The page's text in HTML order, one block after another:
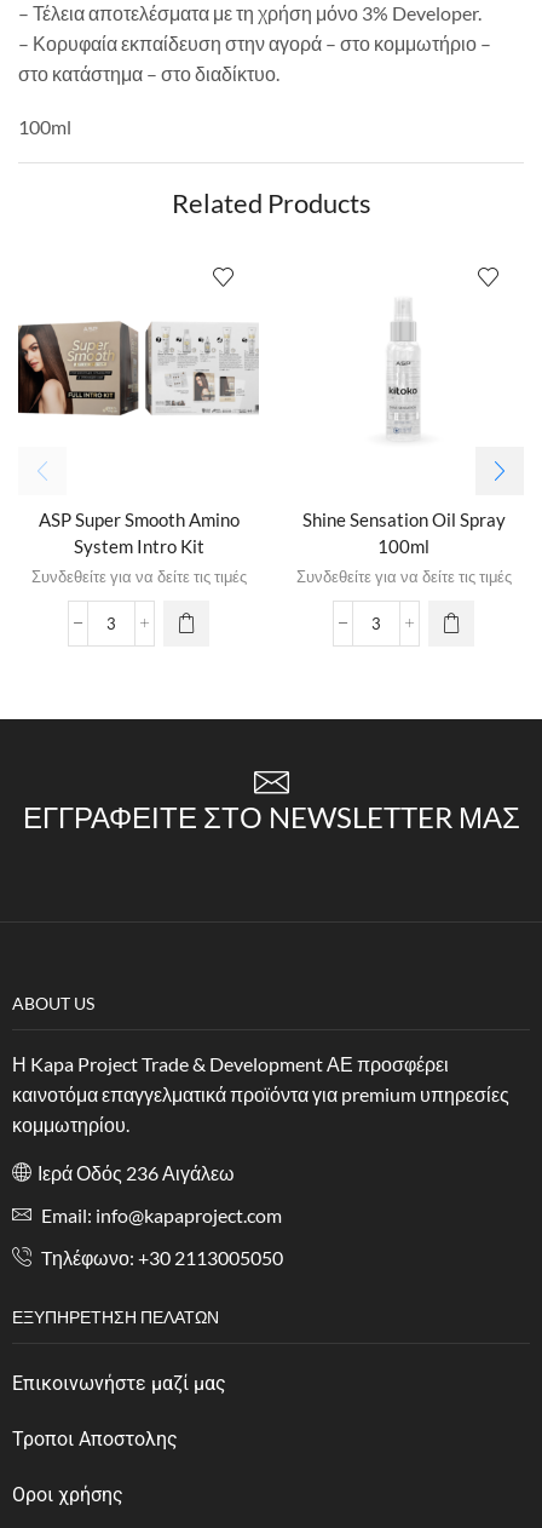
– Τέλεια αποτελέσματα με τη χρήση μόνο 3% Developer.
– Κορυφαία εκπαίδευση στην αγορά – στο κομμωτήριο –
στο κατάστημα – στο διαδίκτυο.
100ml
Related Products
ASP Super Smooth Amino
System Intro Kit
Συνδεθείτε για να δείτε τις τιμές
Shine Sensation Oil Spray
100ml
Συνδεθείτε για να δείτε τις τιμές
ΕΓΓΡΑΦΕΊΤΕ ΣΤΟ NEWSLETTER ΜΑΣ
ABOUT US
Η Kapa Project Trade & Development ΑΕ προσφέρει
καινοτόμα επαγγελματικά προϊόντα για premium υπηρεσίες
κομμωτηρίου.
Ιερά Οδός 236 Αιγάλεω
Email: info@kapaproject.com
Tηλέφωνο: +30 2113005050
ΕΞΥΠΗΡΈΤΗΣΗ ΠΕΛΑΤΏΝ
Επικοινωνήστε μαζί μας
Τροποι Αποστολης
Οροι χρήσης